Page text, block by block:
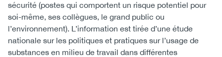
sécurité (postes qui comportent un risque potentiel pour
soi-même, ses collègues, le grand public ou
l’environnement). L’information est tirée d’une étude
nationale sur les politiques et pratiques sur l’usage de
substances en milieu de travail dans différentes